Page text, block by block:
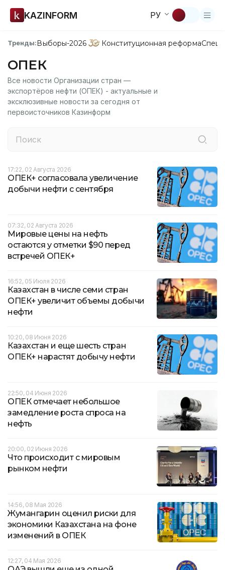
KAZINFORM РУ
Тренды:Выборы-2026 Конституционная реформа
ОПЕК
Все новости Организации стран —
экспортёров нефти (ОПЕК) - актуальные и
эксклюзивные новости за сегодня от
первоисточников Казинформ
17:22, 02 Августа 2026
ОПЕК+ согласовала увеличение
добычи нефти с сентября
07:32, 02 Августа 2026
Мировые цены на нефть
остаются у отметки $90 перед
встречей ОПЕК+
16:52, 05 Июля 2026
Казахстан в числе семи стран
ОПЕК+ увеличит объемы добычи
нефти
10:20, 08 Июня 2026
Казахстан и еще шесть стран
ОПЕК+ нарастят добычу нефти
22:50, 04 Июня 2026
ОПЕК отмечает небольшое
замедление роста спроса на
нефть
20:00, 02 Июня 2026
Что происходит с мировым
рынком нефти
14:56, 08 Мая 2026
Жумангарин оценил риски для
экономики Казахстана на фоне
изменений в ОПЕК
12:27, 04 Мая 2026